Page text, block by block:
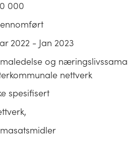
000
2022 - Jan 2023
og
nettverk
spesifisert